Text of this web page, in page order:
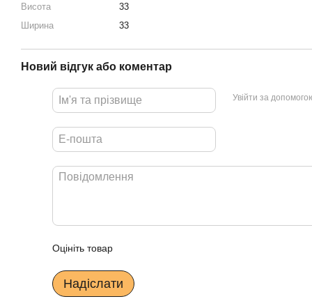
Висота
33
Ширина
33
Новий відгук або коментар
Увійти за
Оцініть товар
Надіслати